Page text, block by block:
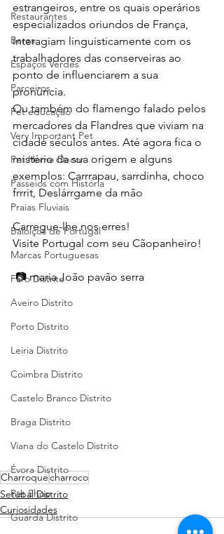
Restaurantes
Bares
Espaços Verdes
Parceiros
Pet educação
Very Important Pet
Pet Home Decor
Passeios com História
Praias Fluviais
Baloiços de Portugal
Marcas Portuguesas
Faro Distrito
Aveiro Distrito
Porto Distrito
Leiria Distrito
Coimbra Distrito
Castelo Branco Distrito
Braga Distrito
Viana do Castelo Distrito
Évora Distrito
Pet Shop
Guarda Distrito
estrangeiros, entre os quais operários
especializados oriundos de França,
interagiam linguisticamente com os
trabalhadores das conserveiras ao
ponto de influenciarem a sua
pronúncia.
Ou também do flamengo falado pelos
mercadores da Flandres que viviam na
cidade séculos antes. Até agora fica o
mistério da sua origem e alguns
exemplos: Carrrapau, sarrdinha, choco
frrrit, Deslárrgame da mão
Carregue-lhe nos erres!
Visite Portugal com seu Cãopanheiro!
📷 maria João pavão serra
Charroquecharroco
Setúbal Distrito
Curiosidades